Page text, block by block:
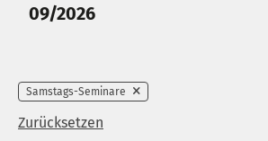
09/2026
Samstags-Seminare
Zurücksetzen